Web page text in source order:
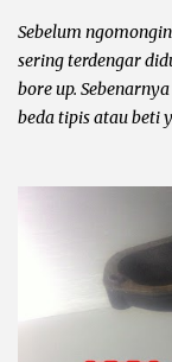
Sebelum
sering terdengar
bore up.
beda tipis atau beti
diameter silinder
dengan ukuran
pabrikan sepeda
dari piston standar
jelas simak contoh
piton standar 49